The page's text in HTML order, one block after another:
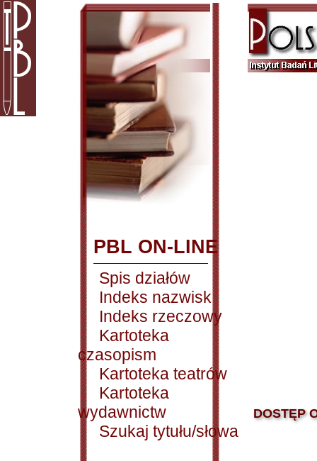
PBL ON-LINE
Spis działów
Indeks nazwisk
Indeks rzeczowy
Kartoteka
czasopism
Kartoteka teatrów
Kartoteka
wydawnictw
Szukaj tytułu/słowa
DOSTĘP